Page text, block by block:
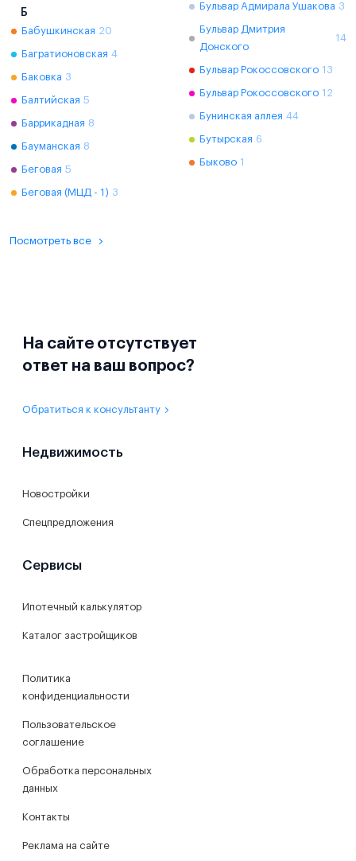
Б
Бабушкинская 20
Багратионовская 4
Баковка 3
Балтийская 5
Баррикадная 8
Бауманская 8
Беговая 5
Беговая (МЦД - 1) 3
Бульвар Адмирала Ушакова 3
Бульвар Дмитрия
Донского
14
Бульвар Рокоссовского 13
Бульвар Рокоссовского 12
Бунинская аллея 44
Бутырская 6
Быково 1
Посмотреть все
На сайте отсутствует
ответ на ваш вопрос?
Обратиться к консультанту
Недвижимость
Новостройки
Спецпредложения
Сервисы
Ипотечный калькулятор
Каталог застройщиков
Политика
конфиденциальности
Пользовательское
соглашение
Обработка персональных
данных
Контакты
Реклама на сайте